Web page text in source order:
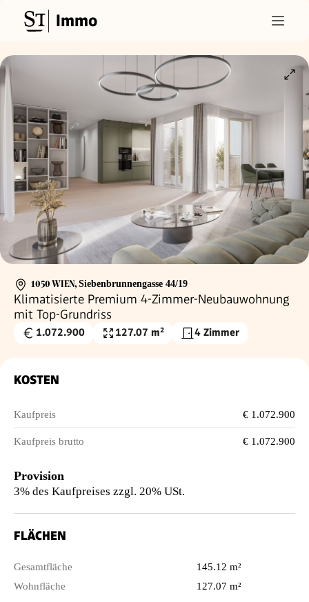
Immo
1050 WIEN, Siebenbrunnengasse 44/19
Klimatisierte Premium 4-Zimmer-Neubauwohnung
mit Top-Grundriss
Kaufpreis
1.072.900
Wohnfläche
127.07 m² 4 Zimmer
KOSTEN
Kaufpreis € 1.072.900
Kaufpreis brutto € 1.072.900
Provision
3% des Kaufpreises zzgl. 20% USt.
FLÄCHEN
Gesamtfläche
145.12 m²
Wohnfläche
127.07 m²